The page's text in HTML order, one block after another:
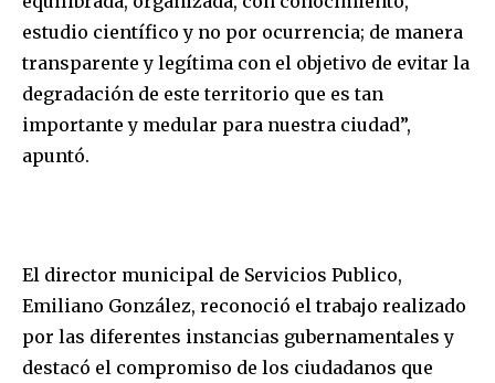
estudio científico y no por ocurrencia; de manera
transparente y legítima con el objetivo de evitar la
degradación de este territorio que es tan
importante y medular para nuestra ciudad”,
apuntó.
El director municipal de Servicios Publico,
Emiliano González, reconoció el trabajo realizado
por las diferentes instancias gubernamentales y
destacó el compromiso de los ciudadanos que